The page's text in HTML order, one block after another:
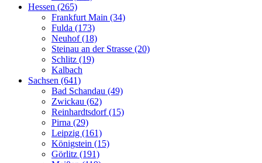
Hessen (265)
Frankfurt Main (34)
Fulda (173)
Neuhof (18)
Steinau an der Strasse (20)
Schlitz (19)
Kalbach
Sachsen (641)
Bad Schandau (49)
Zwickau (62)
Reinhardtsdorf (15)
Pirna (29)
Leipzig (161)
Königstein (15)
Görlitz (191)